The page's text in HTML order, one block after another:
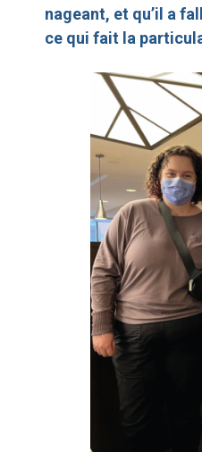
nageant, et qu’il a
ce qui fait la